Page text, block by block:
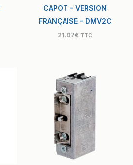
CAPOT – VERSION
FRANÇAISE – DMV2C
21.07€ TTC